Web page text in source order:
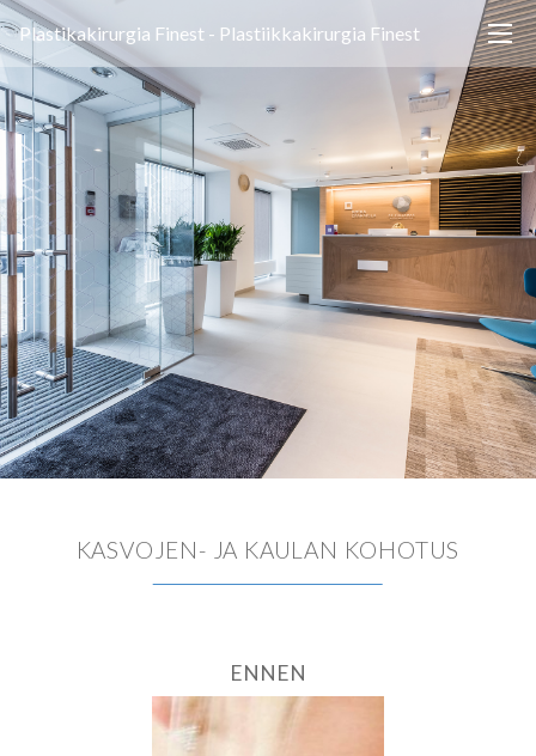
Plastikakirurgia Finest - Plastiikkakirurgia Finest
KASVOJEN- JA KAULAN KOHOTUS
ENNEN